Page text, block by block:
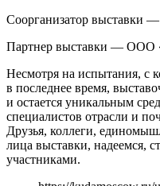
Соорганизатор
Партнер выставки — ООО
Несмотря на испытания, с
в последнее время,
и остается уникальным
специалистов отрасли и
Друзья, коллеги,
лица выставки, надеемся,
участниками.